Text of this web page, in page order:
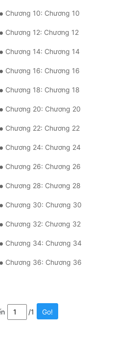
Chương 10: Chương 10
Chương 12: Chương 12
Chương 14: Chương 14
Chương 16: Chương 16
Chương 18: Chương 18
Chương 20: Chương 20
Chương 22: Chương 22
Chương 24: Chương 24
Chương 26: Chương 26
Chương 28: Chương 28
Chương 30: Chương 30
Chương 32: Chương 32
Chương 34: Chương 34
Chương 36: Chương 36
/1 Go!